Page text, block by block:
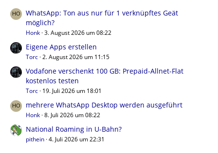
WhatsApp: Ton aus nur für 1 verknüpftes Geät
möglich?
Honk 3. August 2026 um 08:22
Eigene Apps erstellen
Torc 2. August 2026 um 11:15
Vodafone verschenkt 100 GB: Prepaid-Allnet-Flat
kostenlos testen
Torc 19. Juli 2026 um 18:01
mehrere WhatsApp Desktop werden ausgeführt
Honk 8. Juli 2026 um 08:22
National Roaming in U-Bahn?
pithein 4. Juli 2026 um 22:31